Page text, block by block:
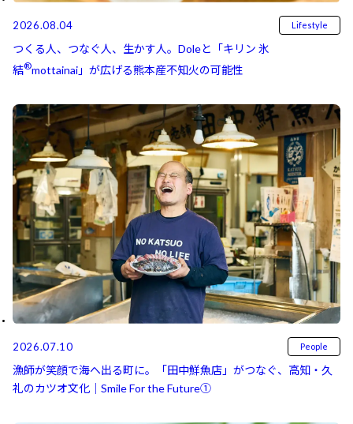
2026.08.04 Lifestyle
つくる人、つなぐ人、生かす人。Doleと「キリン 氷
結⁠⁠®mottainai」が広げる熊本産不知火の可能性
2026.07.10 People
漁師が笑顔で海へ出る町に。「田中鮮魚店」がつなぐ、高知・久
礼のカツオ文化｜Smile For the Future①